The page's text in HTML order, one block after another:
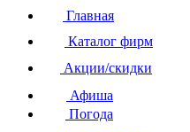
Главная
Каталог фирм
Акции/скидки
Афиша
Погода